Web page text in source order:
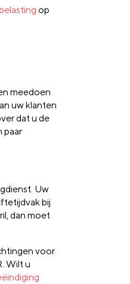
op
meedoen
uw klanten
dat u de
paar
Uw
bij
dan moet
voor
Wilt u